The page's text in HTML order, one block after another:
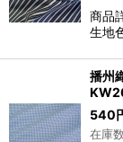
商品
生地
播州
540
在庫